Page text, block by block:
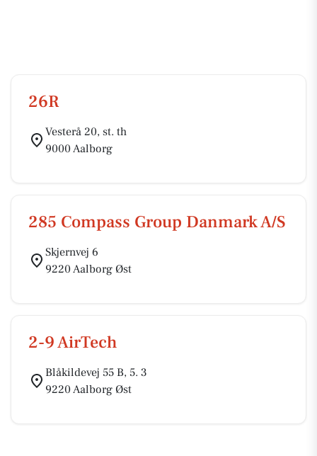
26R
Vesterå 20, st. th
9000 Aalborg
285 Compass Group Danmark A/S
Skjernvej 6
9220 Aalborg Øst
2-9 AirTech
Blåkildevej 55 B, 5. 3
9220 Aalborg Øst